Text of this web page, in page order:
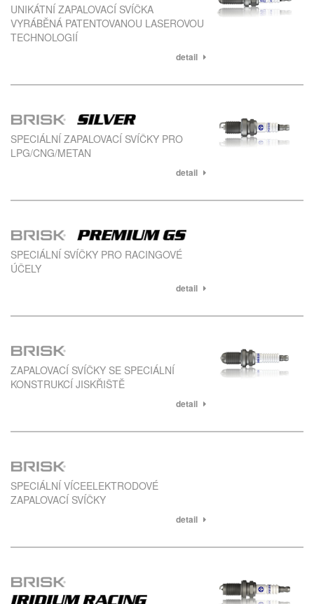
UNIKÁTNÍ ZAPALOVACÍ SVÍČKA
VYRÁBĚNÁ PATENTOVANOU LASEROVOU
TECHNOLOGIÍ
detail
SPECIÁLNÍ ZAPALOVACÍ SVÍČKY PRO
LPG/CNG/METAN
detail
SPECIÁLNÍ SVÍČKY PRO RACINGOVÉ
ÚČELY
detail
ZAPALOVACÍ SVÍČKY SE SPECIÁLNÍ
KONSTRUKCÍ JISKŘIŠTĚ
detail
SPECIÁLNÍ VÍCEELEKTRODOVÉ
ZAPALOVACÍ SVÍČKY
detail